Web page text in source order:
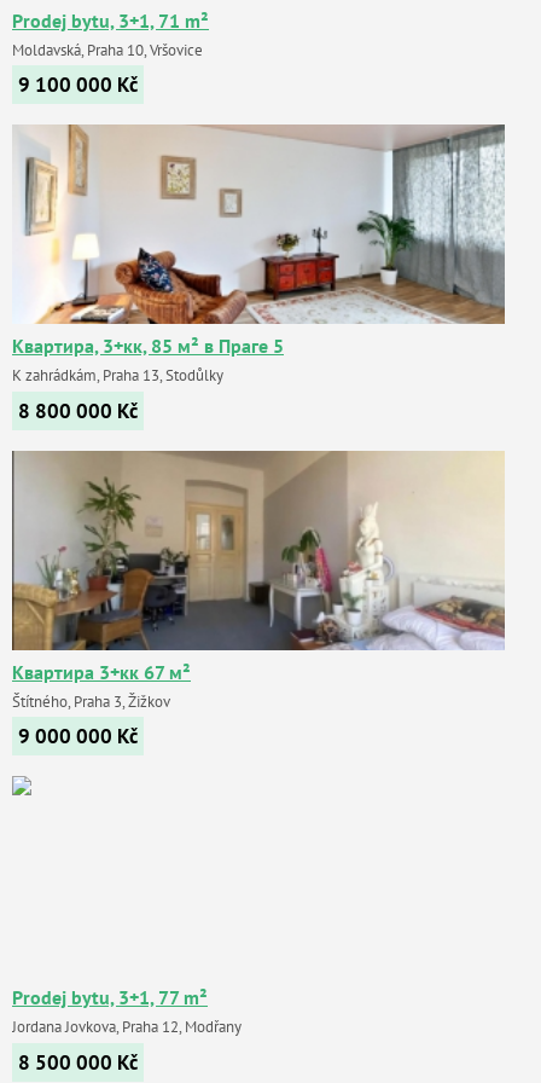
Prodej bytu, 3+1, 71 m²
Moldavská, Praha 10, Vršovice
9 100 000 Kč
Квартира, 3+кк, 85 м² в Праге 5
K zahrádkám, Praha 13, Stodůlky
8 800 000 Kč
Квартира 3+кк 67 м²
Štítného, Praha 3, Žižkov
9 000 000 Kč
Prodej bytu, 3+1, 77 m²
Jordana Jovkova, Praha 12, Modřany
8 500 000 Kč